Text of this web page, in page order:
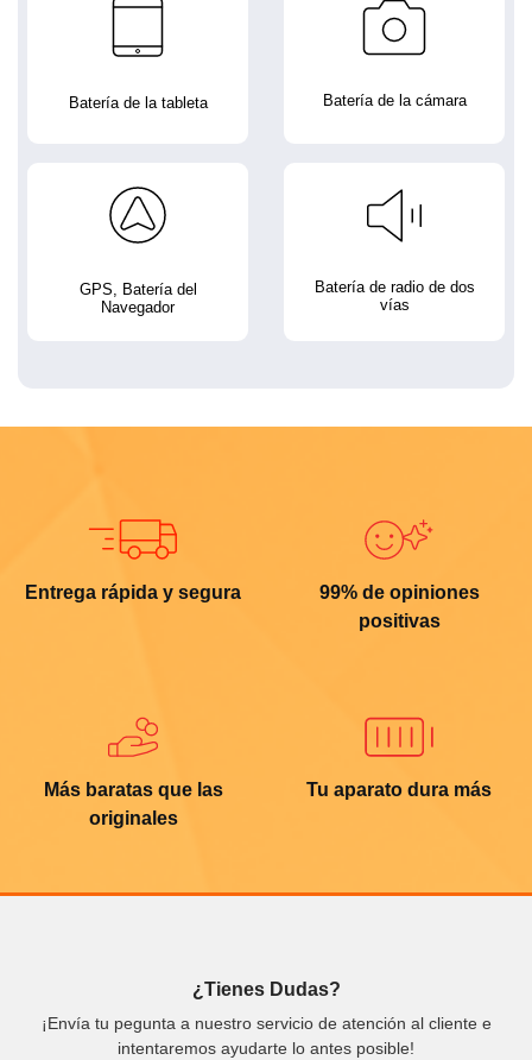
Batería de la tableta Batería de la cámara
GPS, Batería del
Navegador
Batería de radio de dos
vías
Entrega rápida y segura
99% de opiniones
positivas
Más baratas que las
originales
Tu aparato dura más
¿Tienes Dudas?
¡Envía tu pegunta a nuestro servicio de atención al cliente e
intentaremos ayudarte lo antes posible!